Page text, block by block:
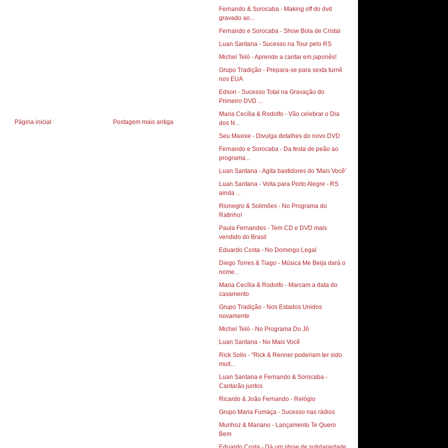
Postagem mais antiga
Página inicial
Fernando & Sorocaba - Making off do dvd
gravado ao...
Fernando e Sorocaba - Show Bola de Cristal
Luan Santana - Sucesso na Tour pelo RS
Michel Teló - Aprende a cantar em japonês!
Grupo Tradição - Prepara-se para sexta turnê
nos EUA
Edson - Sucesso Total na Gravação do
Primeiro DVD ...
Maria Cecília & Rodolfo - Vão celebrar o Dia
dos N...
Seu Maxixe - Divulga detalhes do novo DVD
Fernando e Sorocaba - Da festa de peão ao
programa...
Luan Santana - Agita bastidores do 'Mais Você'
Luan Santana - Volta para Porto Alegre - RS
ainda ...
Rionegro & Solimões - No Programa do
Ratinho!‏
Paula Fernandes - Tem CD e DVD mais
vendido do Brasil
Eduardo Costa - No Domingo Legal
Diego Torres & Tiago - Música Me Beija dará o
nome...
Maria Cecília & Rodolfo - Marcam a data do
casamento
Grupo Tradição - Nos Estados Unidos
novamente
Michel Teló - No Programa Do Jô
Luan Santana - No Mais Você
Rick Sollo - "Rick & Renner poderiam ter sido
muit...
Luan Santana e Fernando & Sorocaba -
Cantarão juntos
Ricardo & João Fernando - Relógio
Grupo Maria Fumaça - Sucesso nas rádios
Munhoz & Mariano‏ - Lançamento Te Quero
Bem